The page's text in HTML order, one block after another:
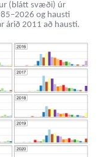
(blátt svæði) úr
og hausti
árið 2011 að hausti.